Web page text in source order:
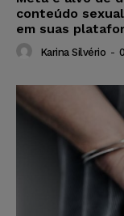
conteúdo
em suas
Karina Silvério -